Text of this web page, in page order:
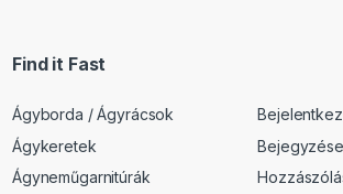
Find it Fast
Ágyborda / Ágyrácsok
Ágykeretek
Ágyneműgarnitúrák